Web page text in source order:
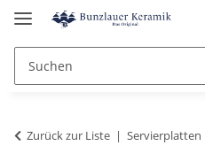
Zurück zur Liste Servierplatten